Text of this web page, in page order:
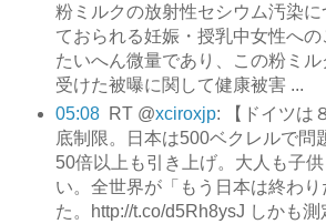
粉ミルクの放射性セシウム汚染に
ておられる妊娠・授乳中女性への
たいへん微量であり、この粉ミル
受けた被曝に関して健康被害 ...
05:08
RT @xciroxjp: 【ドイツは
底制限。日本は500ベクレルで問
50倍以上も引き上げ。大人も子
い。全世界が「もう日本は終わ
た。http://t.co/d5Rh8ysJ しかも